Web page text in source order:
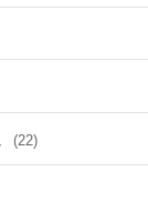
(22)